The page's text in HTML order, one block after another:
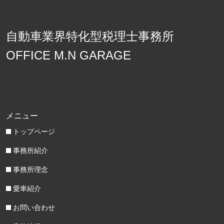
自動車業界特化型税理士事務所
OFFICE M.N GARAGE
メニュー
トップページ
事務所紹介
事務所理念
愛車紹介
お問い合わせ